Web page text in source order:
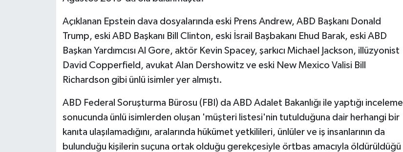
Açıklanan Epstein dava dosyalarında eski Prens Andrew, ABD Başkanı Donald
Trump, eski ABD Başkanı Bill Clinton, eski İsrail Başbakanı Ehud Barak, eski ABD
Başkan Yardımcısı Al Gore, aktör Kevin Spacey, şarkıcı Michael Jackson, illüzyonist
David Copperfield, avukat Alan Dershowitz ve eski New Mexico Valisi Bill
Richardson gibi ünlü isimler yer almıştı.
ABD Federal Soruşturma Bürosu (FBI) da ABD Adalet Bakanlığı ile yaptığı inceleme
sonucunda ünlü isimlerden oluşan 'müşteri listesi'nin tutulduğuna dair herhangi bir
kanıta ulaşılamadığını, aralarında hükümet yetkilileri, ünlüler ve iş insanlarının da
bulunduğu kişilerin suçuna ortak olduğu gerekçesiyle örtbas amacıyla öldürüldüğü